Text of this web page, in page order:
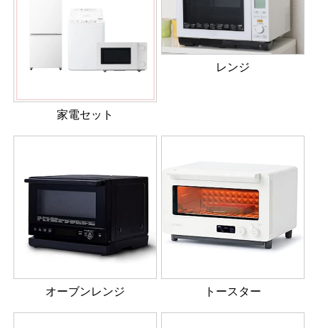
家電セット
レンジ
オーブンレンジ トースター